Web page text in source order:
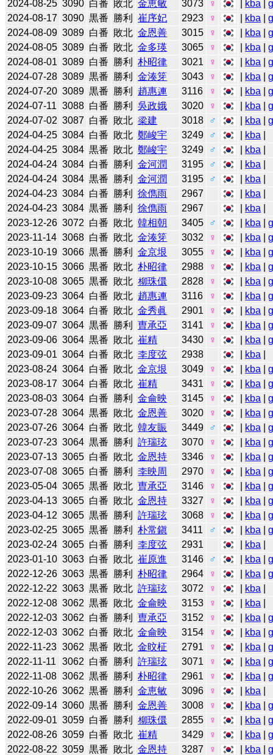
2024-08-25 3090 白番 敗北 金恵敏 3073 ♀ kba |
2024-08-17 3090 黒番 勝利 崔序妃 2923 ♀ kba |
2024-08-09 3089 白番 敗北 金恩善 3015 ♀ kba |
2024-08-05 3089 白番 敗北 金多瑛 3065 ♀ kba |
2024-08-01 3089 白番 勝利 朴昭律 3021 ♀ kba |
2024-07-28 3089 黒番 勝利 金湊笌 3043 ♀ kba |
2024-07-20 3089 黒番 勝利 趙惠連 3116 ♀ kba |
2024-07-11 3088 白番 勝利 吳政娥 3020 ♀ kba |
2024-07-02 3087 白番 敗北 梁建 3018 ♂ kba |
2024-04-25 3084 白番 敗北 鄭峻宇 3249 ♂ kba
2024-04-25 3084 黒番 敗北 鄭峻宇 3249 ♂ kba
2024-04-24 3084 白番 勝利 金河潤 3195 ♂ kba
2024-04-24 3084 黒番 勝利 金河潤 3195 ♂ kba
2024-04-23 3084 白番 勝利 徐儁雨 2967 kba
2024-04-23 3084 黒番 勝利 徐儁雨 2967 kba
2023-12-26 3072 白番 敗北 韓相朝 3405 ♂ kba |
2023-11-14 3068 白番 敗北 金湊笌 3032 ♀ kba |
2023-10-19 3066 黒番 勝利 金京垠 3055 ♀ kba |
2023-10-15 3066 黒番 敗北 朴昭律 2988 ♀ kba |
2023-10-08 3065 黒番 敗北 柳珠儇 2828 ♀ kba |
2023-09-23 3064 白番 敗北 趙惠連 3116 ♀ kba |
2023-09-18 3064 白番 敗北 金秀眞 2901 ♀ kba |
2023-09-07 3064 黒番 勝利 曺承亞 3141 ♀ kba |
2023-09-06 3064 黒番 敗北 崔精 3430 ♀ kba |
2023-09-01 3064 白番 敗北 李度弦 2938 kba
2023-08-24 3064 白番 敗北 金京垠 3049 ♀ kba |
2023-08-17 3064 白番 敗北 崔精 3431 ♀ kba |
2023-08-03 3064 白番 勝利 金侖映 3145 ♀ kba |
2023-07-28 3064 黒番 敗北 金恩善 3020 ♀ kba |
2023-07-26 3064 白番 敗北 韓友賑 3449 ♂ kba |
2023-07-23 3064 黒番 勝利 許瑞玹 3070 ♀ kba |
2023-07-13 3065 白番 敗北 金恩持 3346 ♀ kba |
2023-07-08 3065 白番 勝利 李映周 2970 ♀ kba |
2023-05-04 3065 黒番 敗北 曺承亞 3146 ♀ kba |
2023-04-13 3065 白番 敗北 金恩持 3327 ♀ kba |
2023-04-12 3065 黒番 勝利 許瑞玹 3068 ♀ kba |
2023-02-25 3065 黒番 勝利 朴常鎭 3411 ♂ kba |
2023-02-24 3065 白番 勝利 李度弦 2931 kba
2023-01-10 3063 白番 敗北 崔原進 3146 ♂ kba |
2022-12-26 3063 黒番 勝利 朴昭律 2964 ♀ kba |
2022-12-22 3063 黒番 敗北 許瑞玹 3072 ♀ kba
2022-12-08 3062 黒番 敗北 金侖映 3153 ♀ kba
2022-12-03 3062 白番 勝利 曺承亞 3152 ♀ kba |
2022-12-03 3062 白番 敗北 金侖映 3154 ♀ kba |
2022-11-23 3062 黒番 敗北 金旼柾 2791 ♀ kba |
2022-11-11
3062 白番 勝利 許瑞玹 3071 ♀ kba |
2022-11-08 3062 黒番 勝利 朴昭律 2961 ♀ kba |
2022-10-26 3062 黒番 勝利 金恵敏 3096 ♀ kba
2022-09-14 3060 黒番 勝利 金恩善 3008 ♀ kba |
2022-09-01 3059 白番 勝利 柳珠儇 2855 ♀ kba |
2022-08-26 3059 白番 敗北 崔精 3429 ♀ kba |
2022-08-22 3059 黒番 敗北 金恩持 3287 ♀ kba |